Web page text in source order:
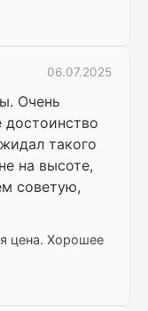
06.07.2025
Очень
достоинство
такого
на высоте,
советую,
цена. Хорошее